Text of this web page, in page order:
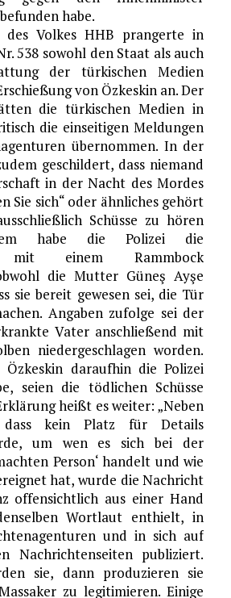
habe.
des Volkes HHB prangerte in
538 sowohl den Staat als auch
der türkischen Medien
von Özkeskin an. Der
die türkischen Medien in
die einseitigen Meldungen
übernommen. In der
geschildert, dass niemand
in der Nacht des Mordes
Sie sich“ oder ähnliches gehört
Schüsse zu hören
habe die Polizei die
mit einem Rammbock
die Mutter Güneş Ayşe
sie bereit gewesen sei, die Tür
Angaben zufolge sei der
Vater anschließend mit
niedergeschlagen worden.
daraufhin die Polizei
seien die tödlichen Schüsse
heißt es weiter: „Neben
dass kein Platz für Details
um wen es sich bei der
Person‘ handelt und wie
hat, wurde die Nachricht
offensichtlich aus einer Hand
Wortlaut enthielt, in
und in sich auf
Nachrichtenseiten publiziert.
sie, dann produzieren sie
zu legitimieren. Einige